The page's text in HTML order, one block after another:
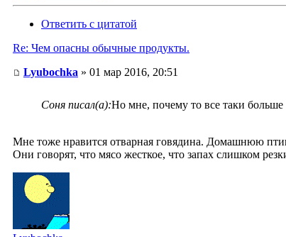
Ответить с цитатой
Re: Чем опасны обычные продукты.
Lyubochka » 01 мар 2016, 20:51
Соня писал(а):Но мне, почему то все таки
Мне тоже нравится отварная говядина. Домашнюю
Они говорят, что мясо жесткое, что запах слишком